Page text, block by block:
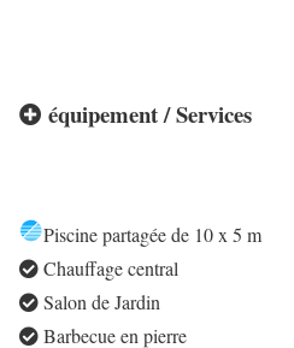
équipement / Services
Piscine partagée de 10 x 5 m
Chauffage central
Salon de Jardin
Barbecue en pierre